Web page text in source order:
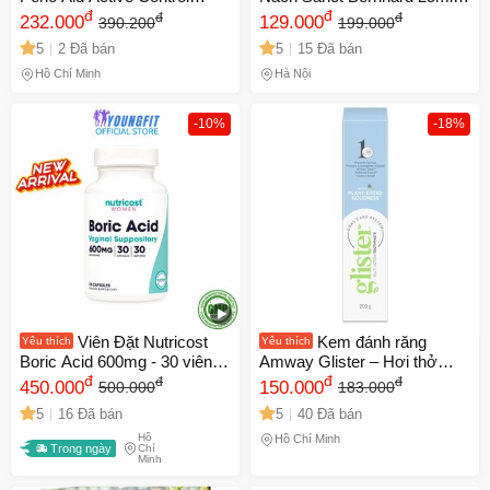
500mL - Kháng Khuẩn Ngăn
Ngừa Mảng Bám và Viêm
Nướu, Giải Pháp Chăm Sóc
Răng Miệng Hiệu Quả.
232.000đ 390.200đ
5 2 Đã bán
Hồ Chí Minh
Giải Pháp Thiên Nhiên Kháng
Khuẩn, Giữ Vùng Nách Khô
Thoáng, Không Gây Rát,
Không Ố Vàng
129.000đ 199.000đ
5 15 Đã bán
Hà Nội
-10%
Yêu thích
Viên Đặt Nutricost
Boric Acid 600mg - 30 viên
Nhộng Hỗ trợ Vệ Sinh Phụ
Nữ và Cân Bằng pH, Mỹ
450.000đ 500.000đ
5 16 Đã bán
Trong ngày
Hồ
Chí
Minh
-18%
Yêu thích
Kem đánh răng
Amway Glister – Hơi thở
thơm mát, chăm sóc răng
miệng toàn diện
150.000đ 183.000đ
5 40 Đã bán
Hồ Chí Minh